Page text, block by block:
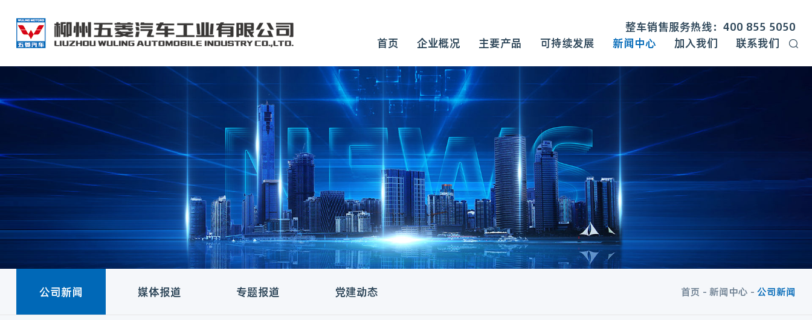
整车销售服务热线：400 855 5050
首页
企业概况 主要产品 可持续发展 新闻中心 加入我们 联系我们
首页 -新闻中心 -公司新闻
公司新闻 媒体报道 专题报道 党建动态